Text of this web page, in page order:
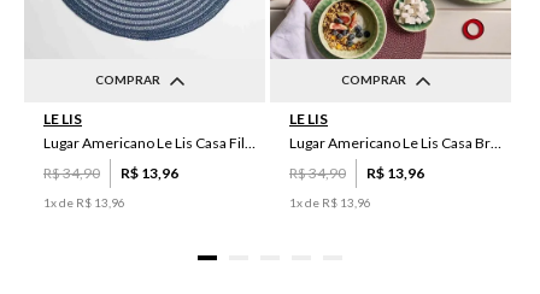
COMPRAR
LE LIS
Lugar Americano Le Lis Casa Filipa
R$34,90 R$ 13 96
1x de R$ 13 96
COMPRAR
LE LIS
Lugar Americano Le Lis Casa Brenda
R$34,90 R$ 13 96
1x de R$ 13 96